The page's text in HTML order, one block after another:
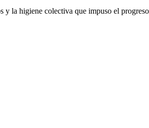
y la higiene colectiva que impuso el